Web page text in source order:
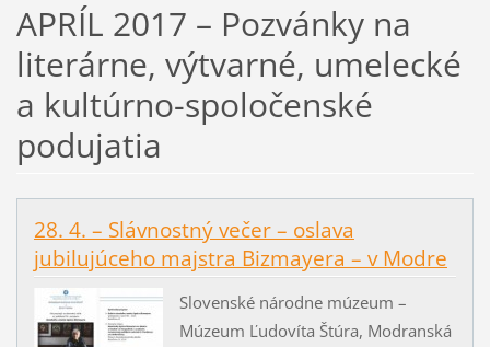
APRÍL 2017 – Pozvánky na
literárne, výtvarné, umelecké
a kultúrno-spoločenské
podujatia
28. 4. – Slávnostný večer – oslava
jubilujúceho majstra Bizmayera – v Modre
Slovenské národne múzeum –
Múzeum Ľudovíta Štúra, Modranská